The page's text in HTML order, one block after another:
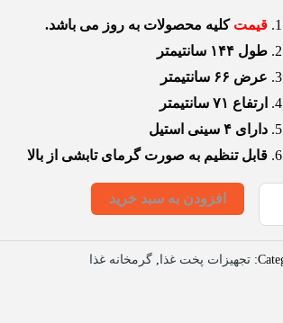
قیمت کلیه محصولات به روز می باشد.
طول ۱۴۴ سانتیمتر
عرض ۶۶ سانتیمتر
ارتفاع ۷۱ سانتیمتر
دارای ۴ سینی استیل
قابل تنظیم به صورت گرمای تابشی از بالا
افزودن به سبد خرید
تجهیزات پخت غذا گرمخانه غذا